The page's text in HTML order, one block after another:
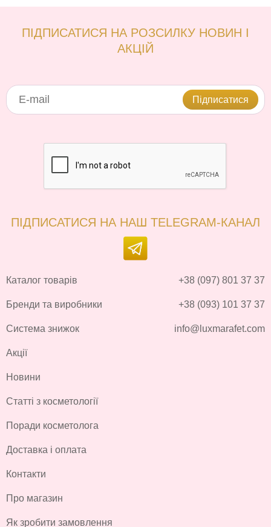
ПІДПИСАТИСЯ НА РОЗСИЛКУ НОВИН І
АКЦІЙ
Підписатися
ПІДПИСАТИСЯ НА НАШ TELEGRAM-КАНАЛ
Каталог товарів
Бренди та виробники
Система знижок
Акції
Новини
Статті з косметології
Поради косметолога
Доставка і оплата
Контакти
Про магазин
Як зробити замовлення
+38 (097) 801 37 37
+38 (093) 101 37 37
info@luxmarafet.com